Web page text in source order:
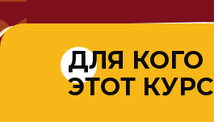
ДЛЯ КОГО
ЭТОТ КУРС